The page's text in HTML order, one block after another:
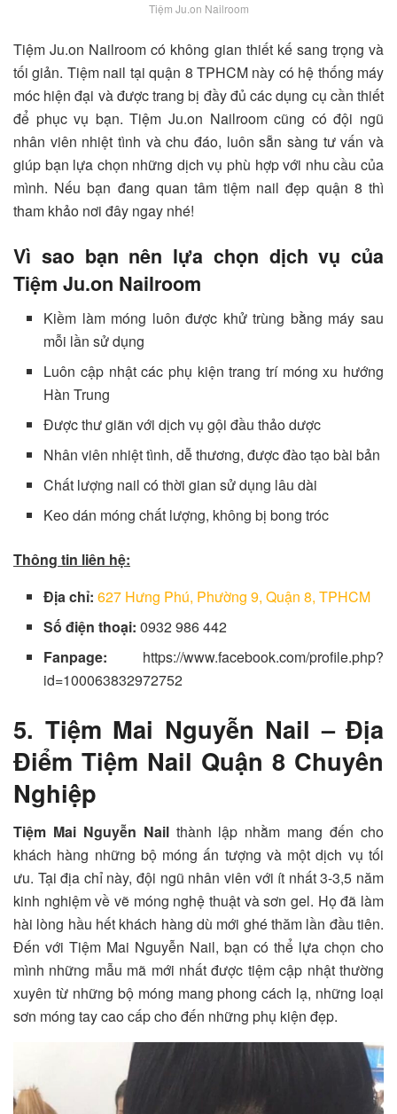
Tiệm Ju.on Nailroom
Tiệm Ju.on Nailroom có không gian thiết kế sang trọng và
tối giản. Tiệm nail tại quận 8 TPHCM này có hệ thống máy
móc hiện đại và được trang bị đầy đủ các dụng cụ cần thiết
để phục vụ bạn.Tiệm Ju.on Nailroomcũng có đội ngũ
nhân viên nhiệt tình và chu đáo, luôn sẵn sàng tư vấn và
giúp bạn lựa chọn những dịch vụ phù hợp với nhu cầu của
mình. Nếu bạn đang quan tâm tiệm nail đẹp quận 8 thì
tham khảo nơi đây ngay nhé!
Vì sao bạn nên lựa chọn dịch vụ của
Tiệm Ju.on Nailroom
Kiềm làm móng luôn được khử trùng bằng máy sau
mỗi lần sử dụng
Luôn cập nhật các phụ kiện trang trí móng xu hướng
Hàn Trung
Được thư giãn với dịch vụ gội đầu thảo dược
Nhân viên nhiệt tình, dễ thương, được đào tạo bài bản
Chất lượng nail có thời gian sử dụng lâu dài
Keo dán móng chất lượng, không bị bong tróc
Thông tin liên hệ:
Địa chỉ: 627 Hưng Phú, Phường 9, Quận 8, TPHCM
Số điện thoại: 0932 986 442
Fanpage: https://www.facebook.com/profile.php?
id=100063832972752
5. Tiệm Mai Nguyễn Nail – Địa
Điểm Tiệm Nail Quận 8 Chuyên
Nghiệp
Tiệm Mai Nguyễn Nailthành lập nhằm mang đến cho
khách hàng những bộ móng ấn tượng và một dịch vụ tối
ưu. Tại địa chỉ này, đội ngũ nhân viên với ít nhất 3-3,5 năm
kinh nghiệm về vẽ móng nghệ thuật và sơn gel. Họ đã làm
hài lòng hầu hết khách hàng dù mới ghé thăm lần đầu tiên.
Đến với Tiệm Mai Nguyễn Nail, bạn có thể lựa chọn cho
mình những mẫu mã mới nhất được tiệm cập nhật thường
xuyên từ những bộ móng mang phong cách lạ, những loại
sơn móng tay cao cấp cho đến những phụ kiện đẹp.